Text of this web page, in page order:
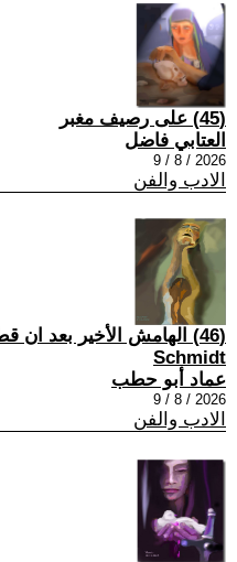
(45) على رصيف مغبر
العتابي فاضل
2026 / 8 / 9
الادب والفن
Schmidt
عماد أبو حطب
2026 / 8 / 9
الادب والفن